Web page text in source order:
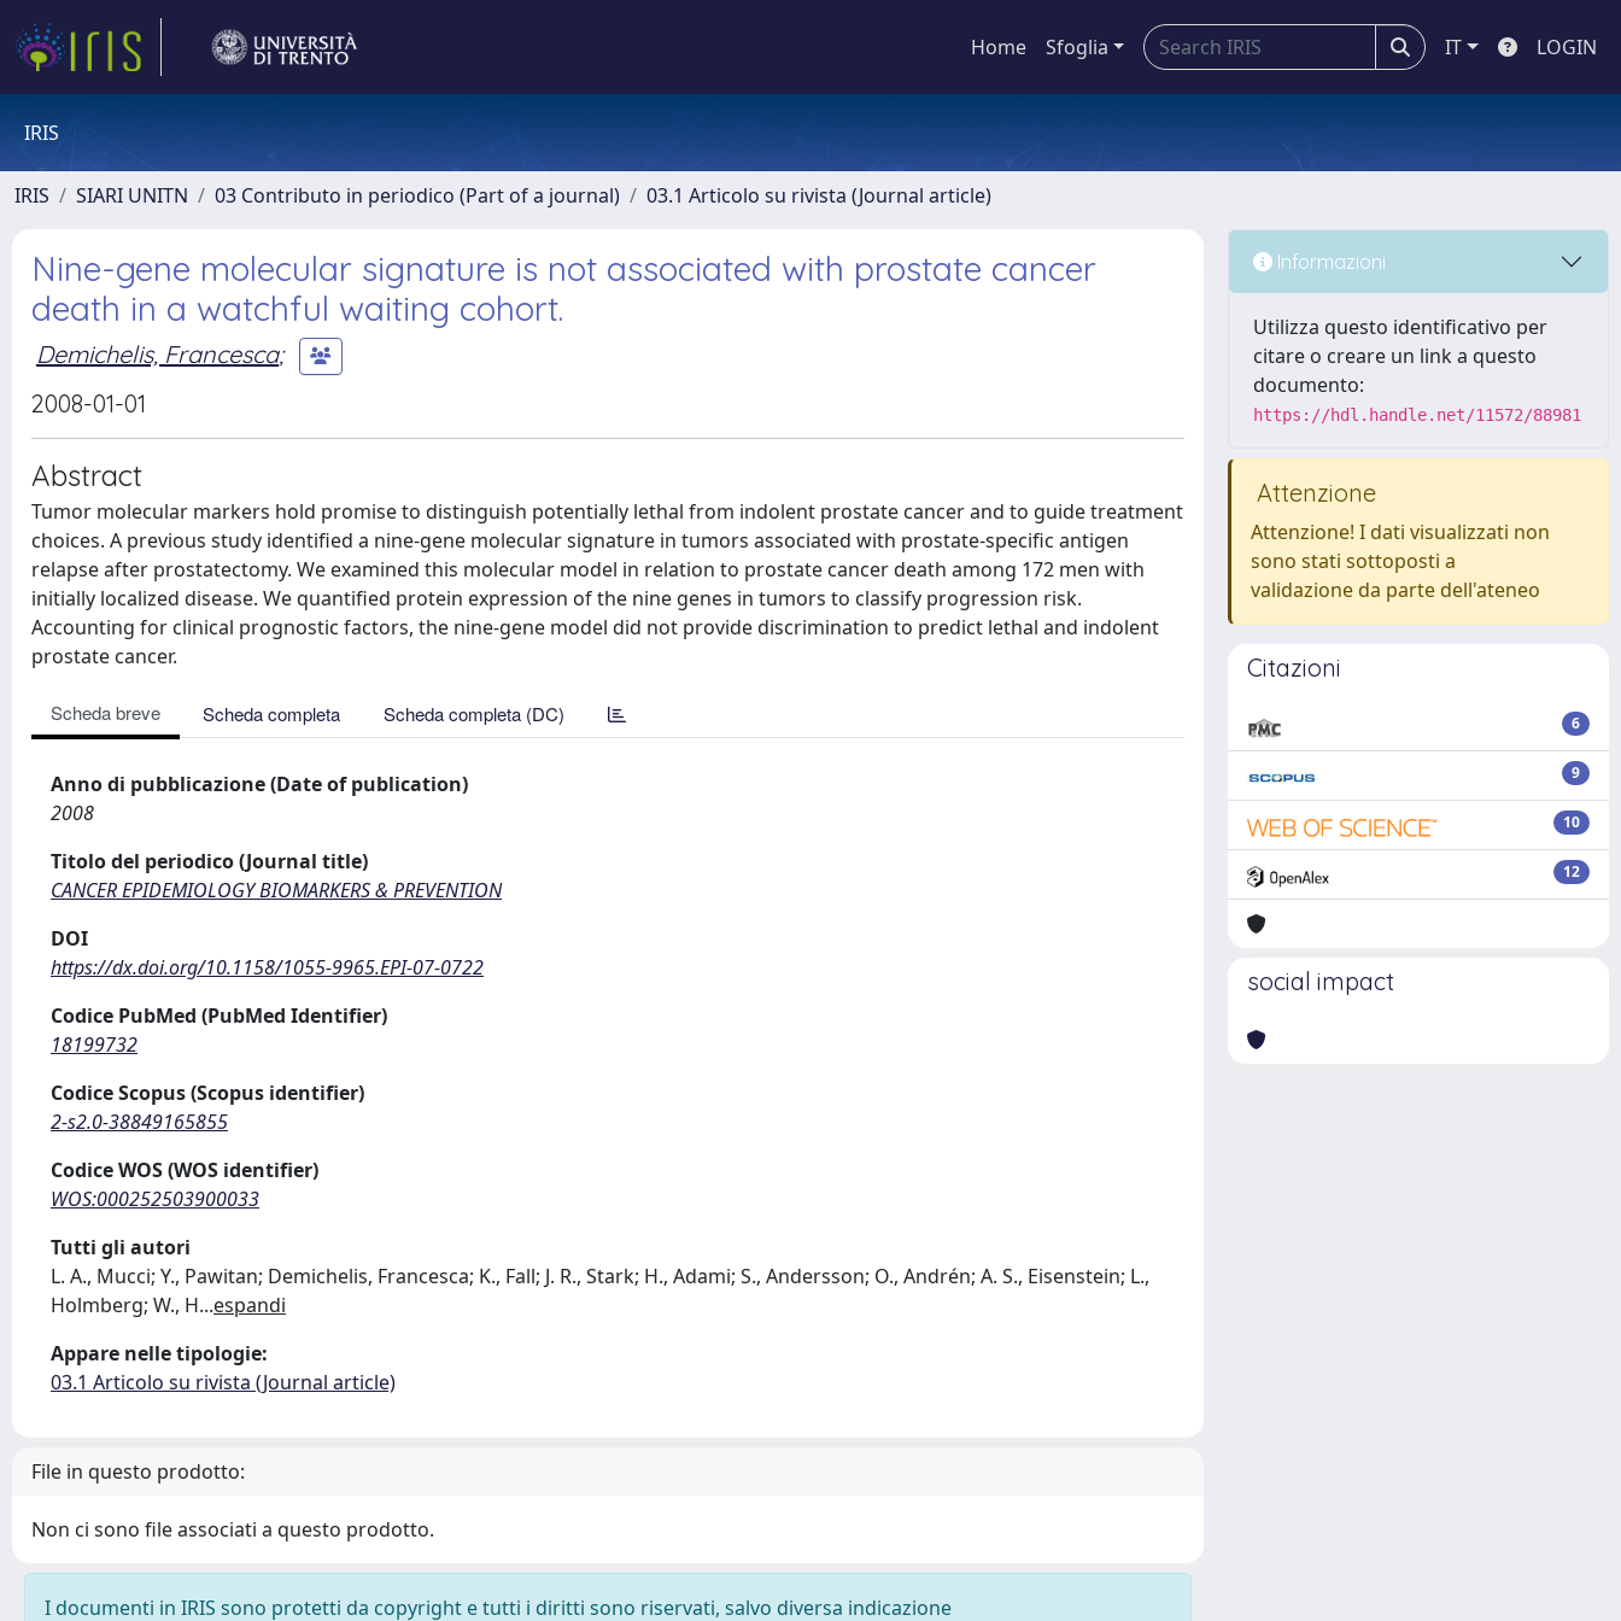
Home Sfoglia IT LOGIN
IRIS
IRIS SIARI UNITN 03 Contributo in periodico (Part of a journal) 03.1 Articolo su rivista (Journal article)
Nine-gene molecular signature is not associated with prostate cancer
death in a watchful waiting cohort.
Demichelis, Francesca;
2008-01-01
Abstract
Tumor molecular markers hold promise to distinguish potentially lethal from indolent prostate cancer and to guide treatment
choices. A previous study identified a nine-gene molecular signature in tumors associated with prostate-specific antigen
relapse after prostatectomy. We examined this molecular model in relation to prostate cancer death among 172 men with
initially localized disease. We quantified protein expression of the nine genes in tumors to classify progression risk.
Accounting for clinical prognostic factors, the nine-gene model did not provide discrimination to predict lethal and indolent
prostate cancer.
Scheda breve Scheda completa Scheda completa (DC)
Anno di pubblicazione (Date of publication)
2008
Titolo del periodico (Journal title)
CANCER EPIDEMIOLOGY BIOMARKERS & PREVENTION
DOI
https://dx.doi.org/10.1158/1055-9965.EPI-07-0722
Codice PubMed (PubMed Identifier)
18199732
Codice Scopus (Scopus identifier)
2-s2.0-38849165855
Codice WOS (WOS identifier)
WOS:000252503900033
Tutti gli autori
L. A., Mucci; Y., Pawitan; Demichelis, Francesca; K., Fall; J. R., Stark; H., Adami; S., Andersson; O., Andrén; A. S., Eisenstein; L.,
Holmberg; W., H...espandi
Appare nelle tipologie:
03.1 Articolo su rivista (Journal article)
File in questo prodotto:
Non ci sono file associati a questo prodotto.
I documenti in IRIS sono protetti da copyright e tutti i diritti sono riservati, salvo diversa indicazione
Informazioni
Utilizza questo identificativo per
citare o creare un link a questo
documento:
https://hdl.handle.net/11572/88981
Attenzione
Attenzione! I dati visualizzati non
sono stati sottoposti a
validazione da parte dell'ateneo
Citazioni
6
9
10
12
social impact